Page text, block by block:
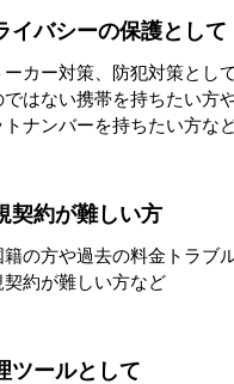
イバシーの保護として
ーカー対策、防犯対策とし
ではない携帯を持ちたい方
トナンバーを持ちたい方な
契約が難しい方
籍の方や過去の料金トラブ
契約が難しい方など
ツールとして